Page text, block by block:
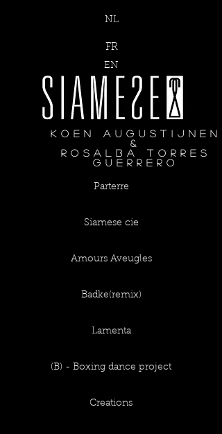
NL
FR
EN
Koen Augustijnen
&
Rosalba torres
guerrero
Parterre
Siamese cie
Amours Aveugles
Badke(remix)
Lamenta
(B) - Boxing dance project
Creations